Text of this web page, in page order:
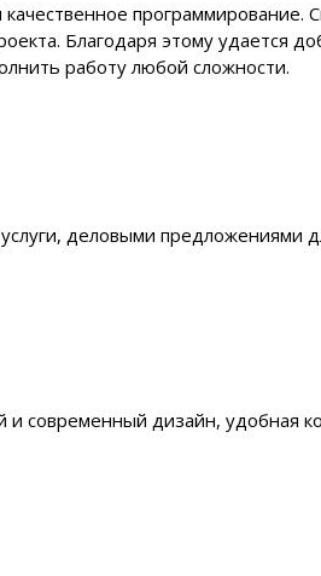
программирование.
Благодаря этому удается
работу любой сложности.
деловыми предложениями
дизайн, удобная